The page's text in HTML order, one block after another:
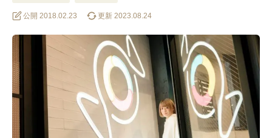
#レイアウト #オフィス移転 #その他
#キャリア #ノウハウ #内装 #おしゃれオフィス #メリット
#こだわりオフィス #コスト #コミュニケーション
#ブランディング
公開 2018.02.23 更新 2023.08.24